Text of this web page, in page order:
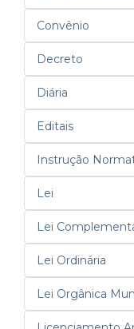
Convênio
Decreto
Diária
Editais
Instrução
Lei
Lei
Lei Ordinária
Lei Orgânica